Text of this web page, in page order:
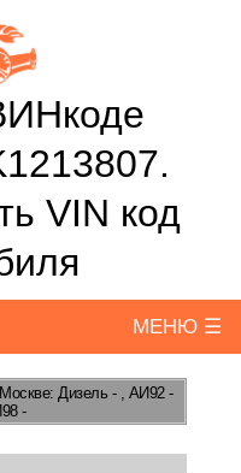
VIN код
МЕНЮ ☰
Дизель - , АИ92 -
-